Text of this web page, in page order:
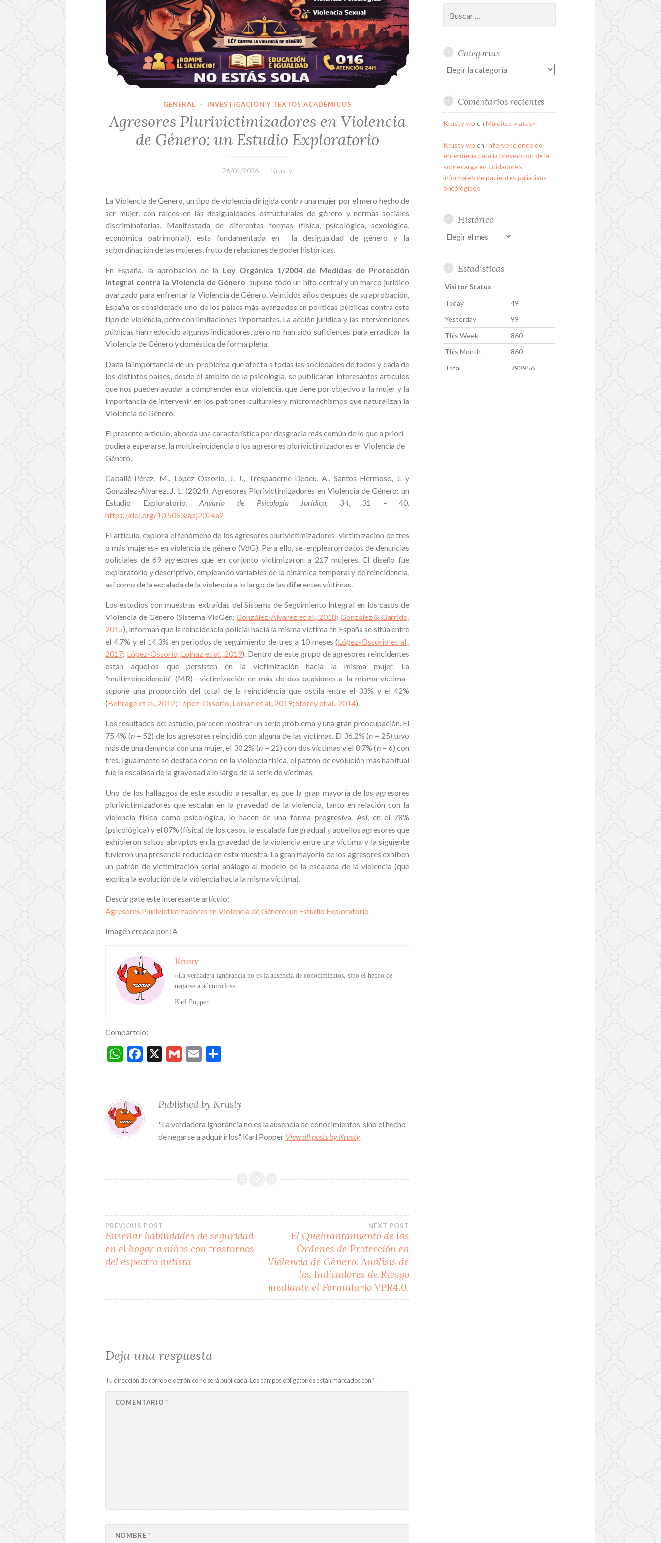
GENERAL · INVESTIGACIÓN Y TEXTOS ACADÉMICOS
Agresores Plurivictimizadores en Violencia
de Género: un Estudio Exploratorio
26/01/2026 Krusty
La Violencia de Genero, un tipo de violencia dirigida contra una mujer por el mero hecho de
ser mujer, con raíces en las desigualdades estructurales de género y normas sociales
discriminatorias. Manifestada de diferentes formas (física, psicológica, sexológica,
económica patrimonial), esta fundamentada en la desigualdad de género y la
subordinación de las mujeres, fruto de relaciones de poder históricas.
En España, la aprobación de la Ley Orgánica 1/2004 de Medidas de Protección
Integral contra la Violencia de Género supuso todo un hito central y un marco jurídico
avanzado para enfrentar la Violencia de Género. Veintidós años después de su aprobación,
España es considerado uno de los países más avanzados en políticas públicas contra este
tipo de violencia, pero con limitaciones importantes. La acción jurídica y las intervenciones
públicas han reducido algunos indicadores, pero no han sido suficientes para erradicar la
Violencia de Género y doméstica de forma plena.
Dada la importancia de un problema que afecta a todas las sociedades de todos y cada de
los distintos países, desde el ámbito de la psicología, se publicaran interesantes artículos
que nos pueden ayudar a comprender esta violencia, que tiene por objetivo a la mujer y la
importancia de intervenir en los patrones culturales y micromachismos que naturalizan la
Violencia de Género.
El presente articulo, aborda una característica por desgracia más común de lo que a priori
pudiera esperarse, la multireincidencia o los agresores plurivictimizadores en Violencia de
Género.
Caballé-Pérez, M., López-Ossorio, J. J., Trespaderne-Dedeu, A., Santos-Hermoso, J. y
González-Álvarez, J. L. (2024). Agresores Plurivictimizadores en Violencia de Género: un
Estudio Exploratorio.Anuario de Psicología Jurídica, 34, 31 – 40.
https://doi.org/10.5093/apj2024a2
El artículo, explora el fenómeno de los agresores plurivictimizadores–victimización de tres
o más mujeres– en violencia de género (VdG). Para ello, se emplearon datos de denuncias
policiales de 69 agresores que en conjunto victimizaron a 217 mujeres. El diseño fue
exploratorio y descriptivo, empleando variables de la dinámica temporal y de reincidencia,
así como de la escalada de la violencia a lo largo de las diferentes víctimas.
Los estudios con muestras extraídas del Sistema de Seguimiento Integral en los casos de
Violencia de Género (Sistema VioGén;González-Álvarez et al., 2018; González & Garrido,
2015), informan que la reincidencia policial hacia la misma víctima en España se sitúa entre
el 4.7% y el 14.3% en periodos de seguimiento de tres a 10 meses (López-Ossorio et al.,
2017; López-Ossorio, Loinaz et al., 2019). Dentro de este grupo de agresores reincidentes
están aquellos que persisten en la victimización hacia la misma mujer. La
“multirreincidencia” (MR) –victimización en más de dos ocasiones a la misma víctima–
supone una proporción del total de la reincidencia que oscila entre el 33% y el 42%
(Belfrage et al., 2012; López-Ossorio, Loinaz et al., 2019;Storey et al., 2014).
Los resultados del estudio, parecen mostrar un serio problema y una gran preocupación. El
75.4% (n = 52) de los agresores reincidió con alguna de las víctimas. El 36.2% (n = 25) tuvo
más de una denuncia con una mujer, el 30.2% (n = 21) con dos víctimas y el 8.7% (n= 6) con
tres. Igualmente se destaca como en la violencia física, el patrón de evolución más habitual
fue la escalada de la gravedad a lo largo de la serie de víctimas.
Uno de los hallazgos de este estudio a resaltar, es que la gran mayoría de los agresores
plurivictimizadores que escalan en la gravedad de la violencia, tanto en relación con la
violencia física como psicológica, lo hacen de una forma progresiva. Así, en el 78%
(psicológica) y el 87% (física) de los casos, la escalada fue gradual y aquellos agresores que
exhibieron saltos abruptos en la gravedad de la violencia entre una víctima y la siguiente
tuvieron una presencia reducida en esta muestra. La gran mayoría de los agresores exhiben
un patrón de victimización serial análogo al modelo de la escalada de la violencia (que
explica la evolución de la violencia hacia la misma víctima).
Descárgate este interesante artículo:
Agresores Plurivictimizadores en Violencia de Género: un Estudio Exploratorio
Imagen creada por IA
Krusty
«La verdadera ignorancia no es la ausencia de conocimientos, sino el hecho de
negarse a adquirirlos»
Karl Popper
Compártelo:
W
at
s
A
p
F
e
o
o
X
G
ai
l
E
ai
l
m
p
ti
Published by Krusty
"La verdadera ignorancia no es la ausencia de conocimientos, sino el hecho
de negarse a adquirirlos" Karl Popper View all posts by Krusty
Navegación
de
PREVIOUS POST
Enseñar habilidades de seguridad
en el hogar a niños con trastornos
del espectro autista
NEXT POST
El Quebrantamiento de las
Órdenes de Protección en
Violencia de Género: Análisis de
los Indicadores de Riesgo
mediante el Formulario VPR4.0.
Deja una respuesta
Tu dirección de correo electrónico no será publicada. Los campos obligatorios están marcados con*
COMENTARIO *
NOMBRE *
Categorías
Categorías
Comentarios recientes
Krusty wp en Malditas «ratas»
Krusty wp en Intervenciones de
enfermería para la prevención de la
sobrecarga en cuidadores
informales de pacientes paliativos
oncológicos
Histórico
Histórico
Estadísticas
Visitor Status
Today
49
Yesterday
99
This Week
860
This Month
860
Total
793956